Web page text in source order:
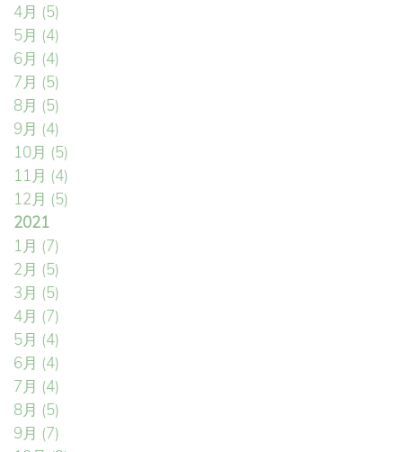
4月 (5)
5月 (4)
6月 (4)
7月 (5)
8月 (5)
9月 (4)
10月 (5)
11月 (4)
12月 (5)
2021
1月 (7)
2月 (5)
3月 (5)
4月 (7)
5月 (4)
6月 (4)
7月 (4)
8月 (5)
9月 (7)